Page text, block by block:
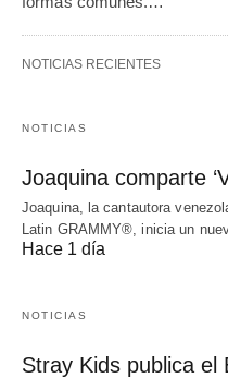
NOTICIAS RECIENTES
NOTICIAS
Joaquina comparte
Joaquina, la cantautora
Latin GRAMMY®, inicia un
Hace 1 día
NOTICIAS
Stray Kids publica el